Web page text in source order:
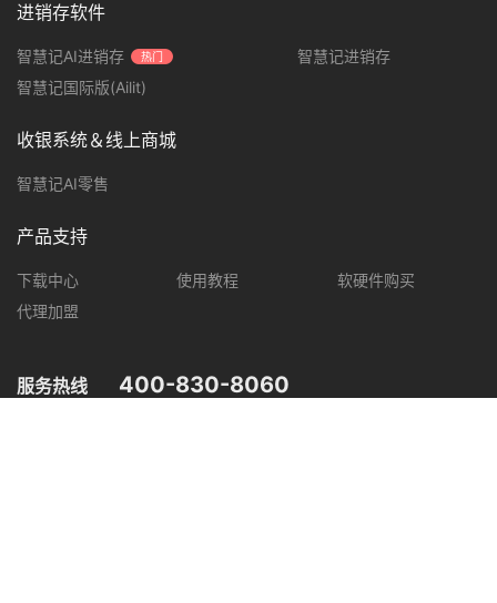
服务热线 400-830-8060
进销存软件
智慧记AI进销存 热门
智慧记进销存
智慧记国际版(Ailit)
收银系统＆线上商城
智慧记AI零售
产品支持
下载中心 使用教程
软硬件购买
代理加盟